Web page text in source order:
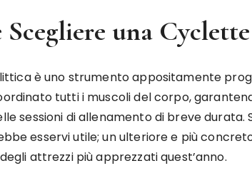
Scegliere una
è uno strumento appositamente
tutti i muscoli del corpo,
sessioni di allenamento di breve
esservi utile; un ulteriore e più
attrezzi più apprezzati quest’anno.